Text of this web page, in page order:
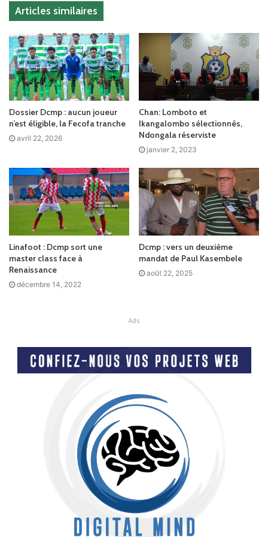
Articles similaires
Dossier Dcmp : aucun joueur
n’est éligible, la Fecofa tranche
avril 22, 2026
Chan: Lomboto et
Ikangalombo sélectionnés,
Ndongala réserviste
janvier 2, 2023
Linafoot : Dcmp sort une
master class face à
Renaissance
décembre 14, 2022
Dcmp : vers un deuxième
mandat de Paul Kasembele
août 22, 2025
Ads